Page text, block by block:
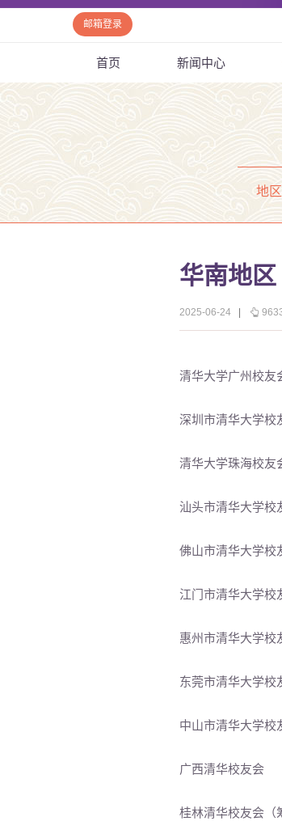
邮箱登录
首页 新闻中心
地
华南地区
2025-06-24
清华大学广州校友
深圳市清华大学校
清华大学珠海校友
汕头市清华大学校
佛山市清华大学校
江门市清华大学校
惠州市清华大学校
东莞市清华大学校
中山市清华大学校
广西清华校友会
桂林清华校友会（